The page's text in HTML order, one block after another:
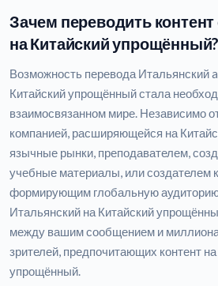
Зачем переводить
на Китайский упрощённый?
Возможность перевода Итальянский
Китайский упрощённый стала
взаимосвязанном мире. Независимо
компанией, расширяющейся на
язычные рынки, преподавателем,
учебные материалы, или создателем
формирующим глобальную
Итальянский на Китайский
между вашим сообщением и
зрителей, предпочитающих контент
упрощённый.